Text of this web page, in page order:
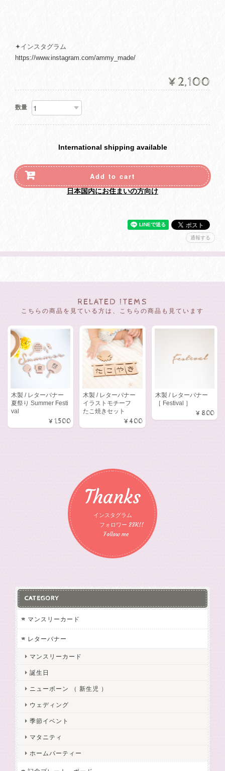
✦インスタグラム
https://www.instagram.com/ammy_made/
¥2,100
数量
International shipping available
Add to cart
日本国内にお住まいの方向け
通報する
RELATED ITEMS
こちらの商品を見ている方は、こちらの商品も見ています
木製 / レターバナー
夏祭り Summer Festi
val
¥1,500
木製 / レターバナー
イラストモチーフ
たこ焼きセット
¥400
木製 / レターバナー
［ Festival ］
¥800
Thanks
インスタグラム
フォロワー 23K!!
Follow me
CATEGORY
マンスリーカード
レターバナー
マンスリーカード
誕生日
ニューボーン （ 新生児 ）
ウェディング
季節イベント
マタニティ
ホームパーティー